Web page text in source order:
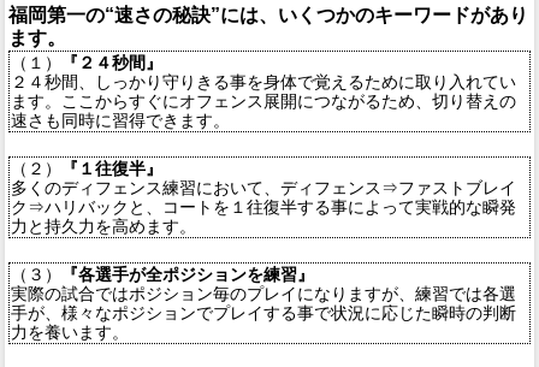
福岡第一の“速さの秘訣”には、いくつかのキーワードがあり
ます。
（１）
『２４秒間』
２４秒間、しっかり守りきる事を身体で覚えるために取り入れてい
ます。ここからすぐにオフェンス展開につながるため、切り替えの
速さも同時に習得できます。
（２）
『１往復半』
多くのディフェンス練習において、ディフェンス⇒ファストブレイ
ク⇒ハリバックと、コートを１往復半する事によって実戦的な瞬発
力と持久力を高めます。
（３）
『各選手が全ポジションを練習』
実際の試合ではポジション毎のプレイになりますが、練習では各選
手が、様々なポジションでプレイする事で状況に応じた瞬時の判断
力を養います。